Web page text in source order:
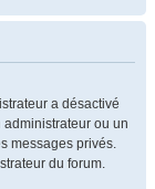
a désactivé
ou un
messages privés.
du forum.